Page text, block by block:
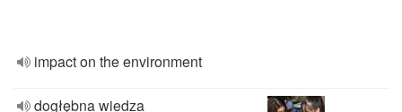
impact on the environment
dogłębna wiedza